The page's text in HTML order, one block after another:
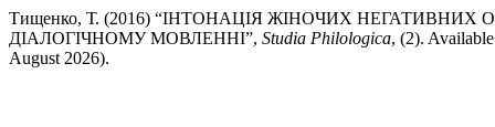
Тищенко, Т. (2016) “ІНТОНАЦІЯ ЖІНОЧИХ
ДІАЛОГІЧНОМУ МОВЛЕННІ”, Studia Philologica, (2).
August 2026).